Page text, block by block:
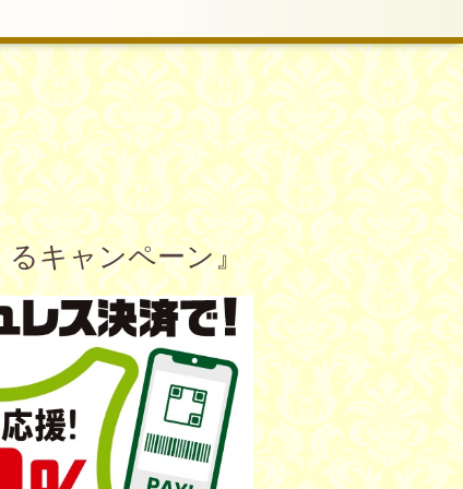
るキャンペーン』